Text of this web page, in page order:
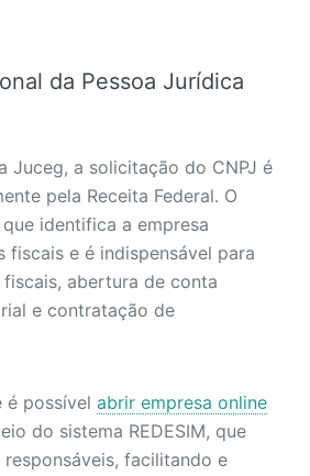
da Pessoa Jurídica
Juceg, a solicitação do CNPJ é
pela Receita Federal. O
identifica a empresa
fiscais e é indispensável para
abertura de conta
e contratação de
é possível abrir empresa online
do sistema REDESIM, que
facilitando e